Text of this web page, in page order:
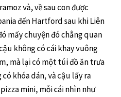
và, về sau con được
đến Hartford sau khi Liên
mấy chuyện đó chẳng quan
không có cái khay vuông
mà lại có một túi đồ ăn trưa
khóa dán, và cậu lấy ra
mini, mỗi cái nhìn như